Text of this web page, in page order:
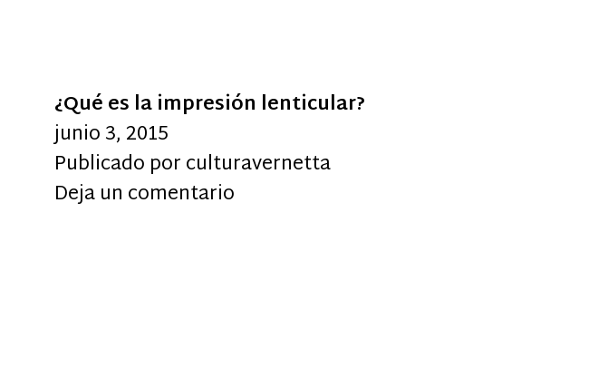
¿Qué es la impresión lenticular?
junio 3, 2015
Publicado porculturavernetta
Deja un comentario